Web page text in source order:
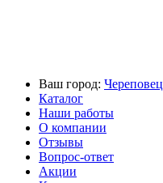
Ваш город: Череповец
Каталог
Наши работы
О компании
Отзывы
Вопрос-ответ
Акции